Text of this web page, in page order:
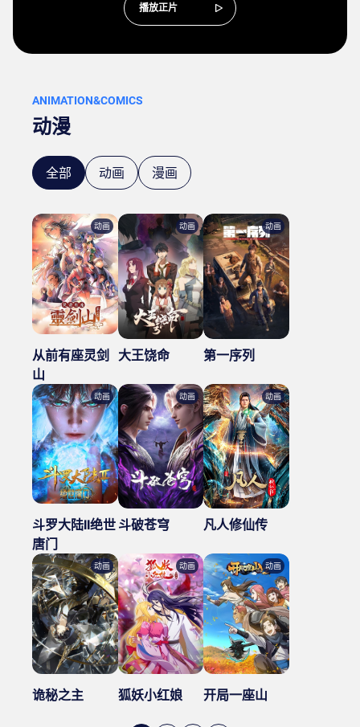
播放正片
ANIMATION&COMICS
动漫
全部 动画 漫画
动画
从前有座灵剑
山
动画
大王饶命
动画
第一序列
动画
斗罗大陆II绝世
唐门
动画
斗破苍穹
动画
凡人修仙传
动画
诡秘之主
动画
狐妖小红娘
动画
开局一座山